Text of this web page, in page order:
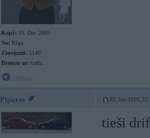
Kopš: 19. Dec 2003
No: Rīga
Ziņojumi: 5140
Braucu ar: trafic
Piparss 02. Jun 2010,
tieši